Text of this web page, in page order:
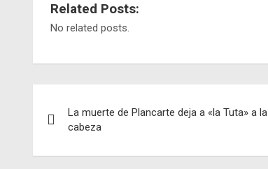
Related Posts:
No related posts.
de
entradas
La muerte de Plancarte deja a «la Tuta» a la
cabeza